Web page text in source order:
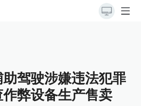
驾驶涉嫌违法犯罪
弊设备生产售卖